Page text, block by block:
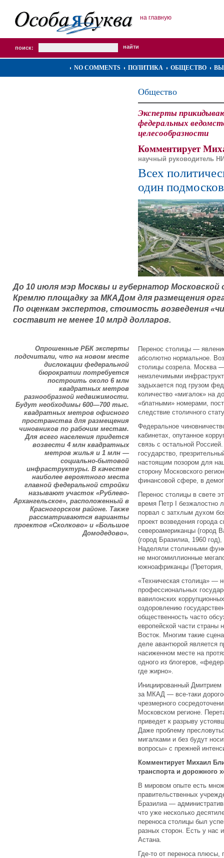
на главную
поиск:
NO COMMENTS ПОЛИТИКА ОБЩЕСТВО
Общество
Эксперты
федеральных
целесообразности
Комментирует
научный руководитель
Всех
один
До 10 июля мэр Москвы и губернатор
Кремлю площадку за МКАДом для размещения
По оценкам экспертов, стоимость возведения
составит не менее 10 млрд долларов.
Опрошенные РБК эксперты
подсчитали, что на новом месте
дислокации федеральной
бюрократии потребуется
построить около 6 млн
квадратных метров
разнообразной недвижимости.
Будут необходимы 600—700 тыс.
квадратных метров офисного
пространства для размещения
чиновников по рабочим местам.
Для всего населения придется
возвести 4 млн квадратных
метров жилья и 1 млн —
социально-бытовой
инфраструктуры. В качестве
наиболее вероятного места
главной федеральной стройки
называют участок «Рублево-
Архангельское», расположенный в
Красногорском районе. Также
рассматриваются варианты
проектов «Сколково» и «Большое
Домодедово».
Перенос столицы —
абсолютно нормальное.
столицы созрела. Москва
неизлечимыми
задыхается под грузом
количество «мигалок» на
«блатными» номерами,
следствие столичного
Федеральное
кабинетах, опутанное
связь с остальной
государство,
настоящим позором для
сторону Московского
финансовой сфере, в
Перенос столицы в свете
время Петр I безжалостно
порвал с затхлым духом
проект возведения города
североамериканцы (город
(город Бразилиа, 1960
Наделяли столичными
не многомиллионные
южноафриканцы (Претория,
«Техническая столица» —
профессиональных
вавилонских
оздоровлению
общественность часто
европейской части
Восток. Многим такие
деле авантюрой является
насиженном месте на
одного из блогеров,
где жирно».
Инициированный
за МКАД — все-таки
чрезмерного
Московском регионе.
приведет к разрыву
Даже проблему
мигалками и без будут
вопросы» с прежней
Комментирует Михаил
транспорта и дорожного
В мировом опыте есть
правительственных
Бразилиа —
что уже несколько
переноса столицы был
разных сторон. Есть у нас
Астана.
Где-то от переноса плюсы,